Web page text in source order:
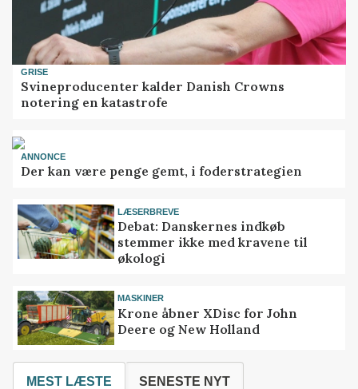
GRISE
Svineproducenter kalder Danish Crowns
notering en katastrofe
ANNONCE
Der kan være penge gemt, i foderstrategien
LÆSERBREVE
Debat: Danskernes indkøb
stemmer ikke med kravene til
økologi
MASKINER
Krone åbner XDisc for John
Deere og New Holland
MEST LÆSTE SENESTE NYT